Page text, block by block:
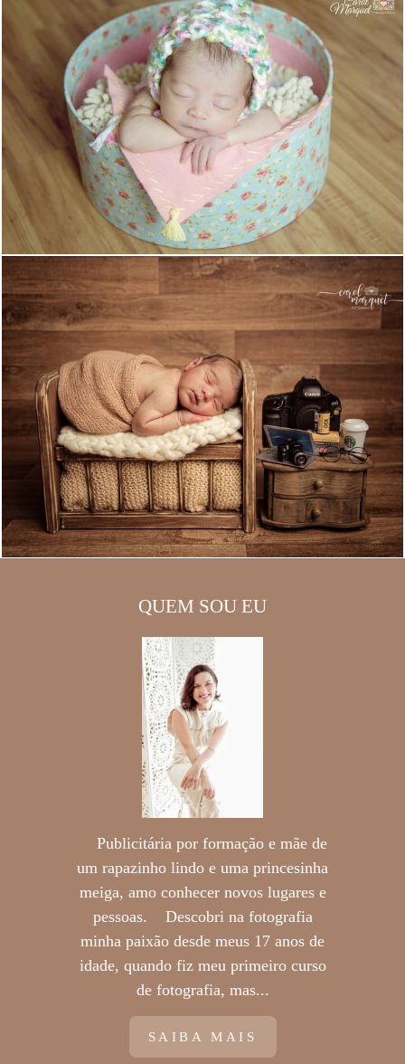
QUEM SOU EU
Publicitária por formação e mãe de
um rapazinho lindo e uma princesinha
meiga, amo conhecer novos lugares e
pessoas. Descobri na fotografia
minha paixão desde meus 17 anos de
idade, quando fiz meu primeiro curso
de fotografia, mas...
SAIBA MAIS